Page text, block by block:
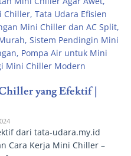
yang Efektif |
dari tata-udara.my.id
Cara Kerja Mini Chiller –